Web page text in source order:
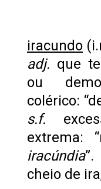
iracundo
adj. que
ou
colérico:
s.f.
extrema:
iracúndia
cheio de